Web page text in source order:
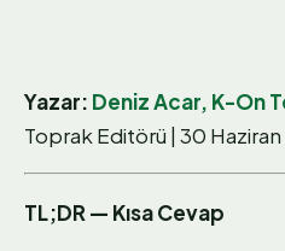
Yazar: Deniz Acar, K-On
Toprak Editörü | 30
TL;DR — Kısa Cevap